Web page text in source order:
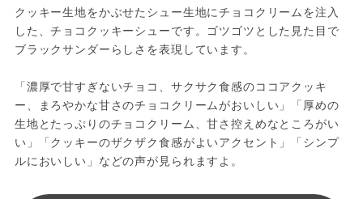
クッキー生地をかぶせたシュー生地にチョコクリームを注入
した、チョコクッキーシューです。ゴツゴツとした見た目で
ブラックサンダーらしさを表現しています。
「濃厚で甘すぎないチョコ、サクサク食感のココアクッキ
ー、まろやかな甘さのチョコクリームがおいしい」「厚めの
生地とたっぷりのチョコクリーム、甘さ控えめなところがい
い」「クッキーのザクザク食感がよいアクセント」「シンプ
ルにおいしい」などの声が見られますよ。